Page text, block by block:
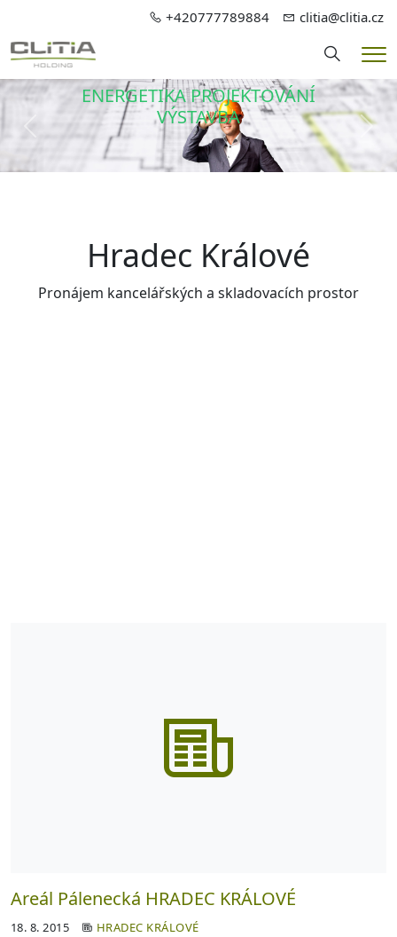
+420777789884 clitia@clitia.cz
Hledání
ENERGETIKA PROJEKTOVÁNÍ
VÝSTAVBA
Předchozí
Hradec Králové
Pronájem kancelářských a skladovacích prostor
Areál Pálenecká HRADEC KRÁLOVÉ
18. 8. 2015 HRADEC KRÁLOVÉ